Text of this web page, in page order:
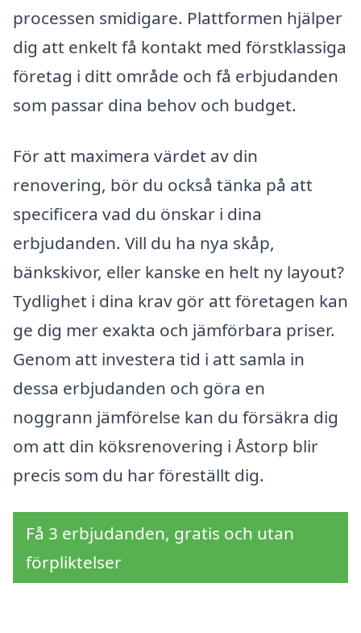
processen smidigare. Plattformen hjälper
dig att enkelt få kontakt med förstklassiga
företag i ditt område och få erbjudanden
som passar dina behov och budget.
För att maximera värdet av din
renovering, bör du också tänka på att
specificera vad du önskar i dina
erbjudanden. Vill du ha nya skåp,
bänkskivor, eller kanske en helt ny layout?
Tydlighet i dina krav gör att företagen kan
ge dig mer exakta och jämförbara priser.
Genom att investera tid i att samla in
dessa erbjudanden och göra en
noggrann jämförelse kan du försäkra dig
om att din köksrenovering i Åstorp blir
precis som du har föreställt dig.
Få 3 erbjudanden, gratis och utan
förpliktelser